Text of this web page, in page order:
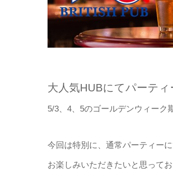
大人気HUBにてパーティ
5/3、4、5のゴールデンウィーク
今回は特別に、通常パーティー
お楽しみいただきたいと思ってお